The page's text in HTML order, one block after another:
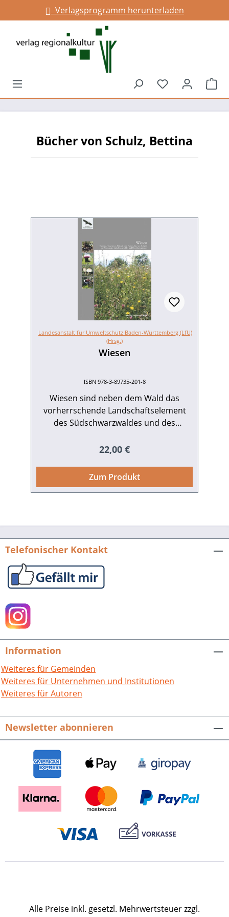
springenVerlagsprogramm herunterladen
Du hast 0
Bücher von Schulz, Bettina
Landesanstalt für Umweltschutz Baden-Württemberg (LfU)
(Hrsg.)
Wiesen
ISBN 978-3-89735-201-8
Wiesen sind neben dem Wald das
vorherrschende Landschaftselement
des Südschwarzwaldes und des
Kulturraum unserer Breite ist stärker
von naturräumlichen Gegebenheiten
Wiesengebiete dieser Region. Vor
Artenspektrum hinterlassen. Die
Komplexität der Wiesenbiotope in ihrer
Vielschichtigkeit und Dynamik. Dabei
Vegetation, Biologie und Naturschutz
am Beispiel der Wiesen des
Südschwarzwaldes und
Hochrheingebietes.Naturschutz-
der Landesanstalt für Umweltschutz
Baden-Württemberg (LfU). 368 S. mit
zahlreichen, meist farbigen Abb., fester
Einband. 2002. ISBN 978-3-89735-201-8.
EUR 22,00.
Regulärer Preis:
22,00 €
Zum Produkt
Telefonischer Kontakt
Information
Weiteres für Gemeinden
Weiteres für Unternehmen und Institutionen
Weiteres für Autoren
Newsletter abonnieren
Alle Preise inkl. gesetzl. Mehrwertsteuer zzgl.